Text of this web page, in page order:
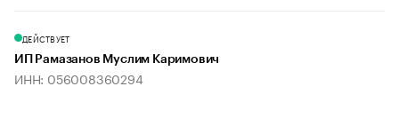
ДЕЙСТВУЕТ
ИП Рамазанов Муслим Каримович
ИНН: 056008360294